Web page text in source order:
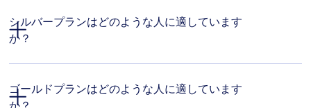
シルバープランはどのような人に適しています
か？
ゴールドプランはどのような人に適しています